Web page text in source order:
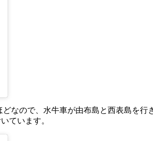
なので、水牛車が由布島と西表島を
ています。